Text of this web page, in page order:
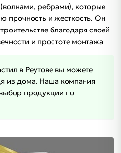
ребрами), которые
прочность и жесткость. Он
благодаря своей
и простоте монтажа.
в Реутове вы можете
из дома. Наша компания
продукции по